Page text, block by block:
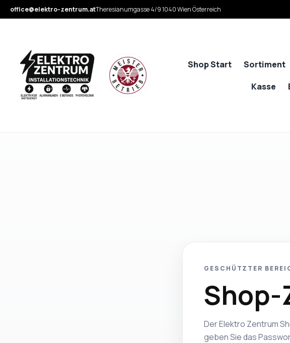
office@elektro-zentrum.atTheresianumgasse 4/9 1040 Wien Österreich
Shop Start Sortiment
Kasse
GESCHÜTZTER
Shop-
Der Elektro Zentrum
geben Sie das